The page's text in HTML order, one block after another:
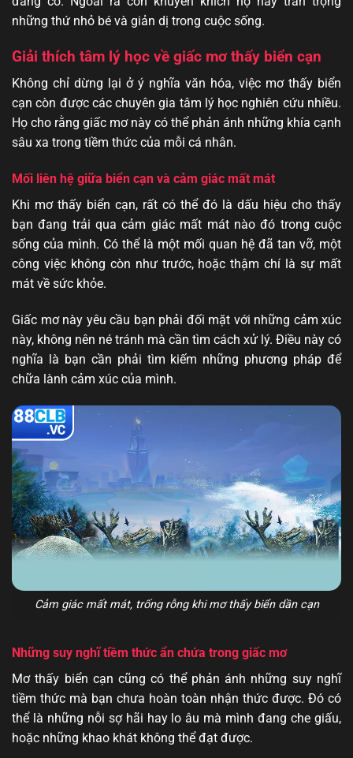
những thứ nhỏ bé và giản dị trong cuộc sống.
Giải thích tâm lý học về giấc mơ thấy biển cạn
Không chỉ dừng lại ở ý nghĩa văn hóa, việc mơ thấy biển
cạn còn được các chuyên gia tâm lý học nghiên cứu nhiều.
Họ cho rằng giấc mơ này có thể phản ánh những khía cạnh
sâu xa trong tiềm thức của mỗi cá nhân.
Mối liên hệ giữa biển cạn và cảm giác mất mát
Khi mơ thấy biển cạn, rất có thể đó là dấu hiệu cho thấy
bạn đang trải qua cảm giác mất mát nào đó trong cuộc
sống của mình. Có thể là một mối quan hệ đã tan vỡ, một
công việc không còn như trước, hoặc thậm chí là sự mất
mát về sức khỏe.
Giấc mơ này yêu cầu bạn phải đối mặt với những cảm xúc
này, không nên né tránh mà cần tìm cách xử lý. Điều này có
nghĩa là bạn cần phải tìm kiếm những phương pháp để
chữa lành cảm xúc của mình.
Cảm giác mất mát, trống rỗng khi mơ thấy biển dần cạn
Những suy nghĩ tiềm thức ẩn chứa trong giấc mơ
Mơ thấy biển cạn cũng có thể phản ánh những suy nghĩ
tiềm thức mà bạn chưa hoàn toàn nhận thức được. Đó có
thể là những nỗi sợ hãi hay lo âu mà mình đang che giấu,
hoặc những khao khát không thể đạt được.